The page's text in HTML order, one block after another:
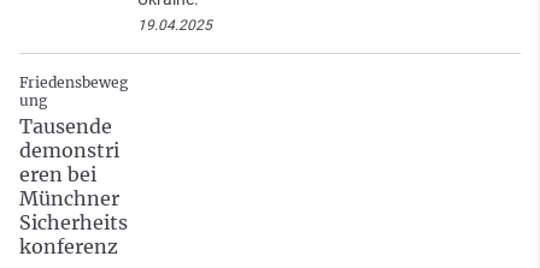
19.04.2025
Friedensbeweg
ung
Tausende
demonstri
eren bei
Münchner
Sicherheits
konferenz